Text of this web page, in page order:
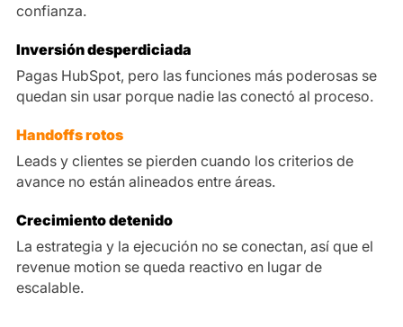
confianza.
Inversión desperdiciada
Pagas HubSpot, pero las funciones más poderosas se
quedan sin usar porque nadie las conectó al proceso.
Handoffs rotos
Leads y clientes se pierden cuando los criterios de
avance no están alineados entre áreas.
Crecimiento detenido
La estrategia y la ejecución no se conectan, así que el
revenue motion se queda reactivo en lugar de
escalable.